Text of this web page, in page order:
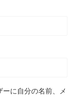
に自分の名前、メ